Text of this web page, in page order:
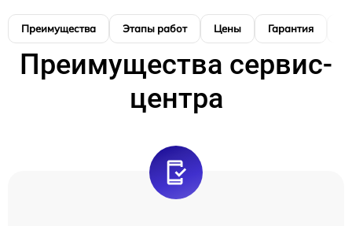
Преимущества Этапы работ Цены Гарантия
Преимущества сервис-
центра